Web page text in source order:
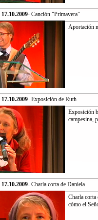
- Canción "Primavera"
Aportación
- Exposición de Ruth
Exposición
campesina,
- Charla corta de Daniela
Charla corta
cómo el